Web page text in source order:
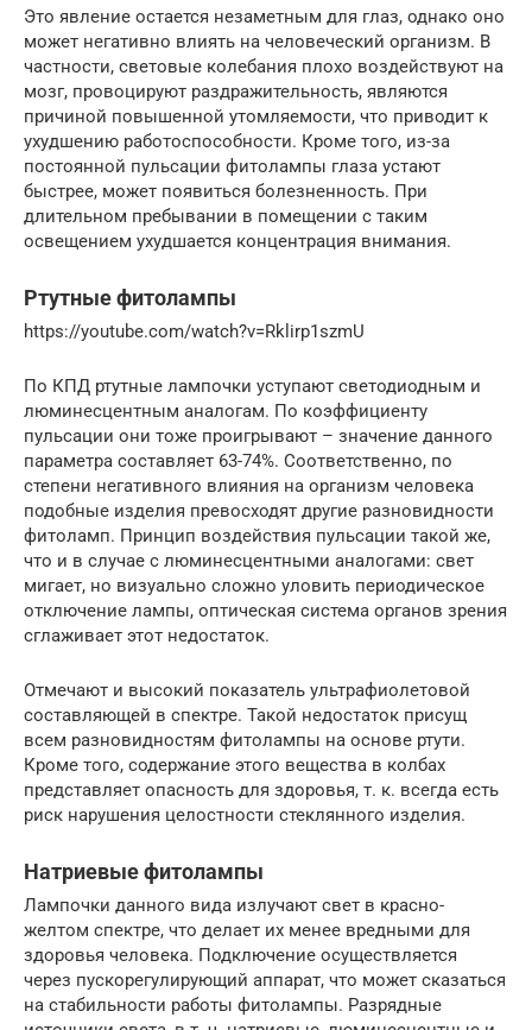
Это явление остается незаметным для глаз, однако оно
может негативно влиять на человеческий организм. В
частности, световые колебания плохо воздействуют на
мозг, провоцируют раздражительность, являются
причиной повышенной утомляемости, что приводит к
ухудшению работоспособности. Кроме того, из-за
постоянной пульсации фитолампы глаза устают
быстрее, может появиться болезненность. При
длительном пребывании в помещении с таким
освещением ухудшается концентрация внимания.
Ртутные фитолампы
https://youtube.com/watch?v=Rklirp1szmU
По КПД ртутные лампочки уступают светодиодным и
люминесцентным аналогам. По коэффициенту
пульсации они тоже проигрывают – значение данного
параметра составляет 63-74%. Соответственно, по
степени негативного влияния на организм человека
подобные изделия превосходят другие разновидности
фитоламп. Принцип воздействия пульсации такой же,
что и в случае с люминесцентными аналогами: свет
мигает, но визуально сложно уловить периодическое
отключение лампы, оптическая система органов зрения
сглаживает этот недостаток.
Отмечают и высокий показатель ультрафиолетовой
составляющей в спектре. Такой недостаток присущ
всем разновидностям фитолампы на основе ртути.
Кроме того, содержание этого вещества в колбах
представляет опасность для здоровья, т. к. всегда есть
риск нарушения целостности стеклянного изделия.
Натриевые фитолампы
Лампочки данного вида излучают свет в красно-
желтом спектре, что делает их менее вредными для
здоровья человека. Подключение осуществляется
через пускорегулирующий аппарат, что может сказаться
на стабильности работы фитолампы. Разрядные